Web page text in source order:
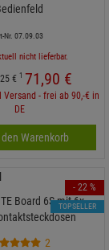
Nr. 07.09.03
nicht lieferbar.
25 € 1 71,90 €
Versand - frei ab 90,-€ in
DE
Warenkorb
2
- 22 %
TOPSELLER